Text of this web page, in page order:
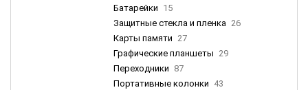
Батарейки 15
Защитные стекла и пленка 26
Карты памяти 27
Графические планшеты 29
Переходники 87
Портативные колонки 43